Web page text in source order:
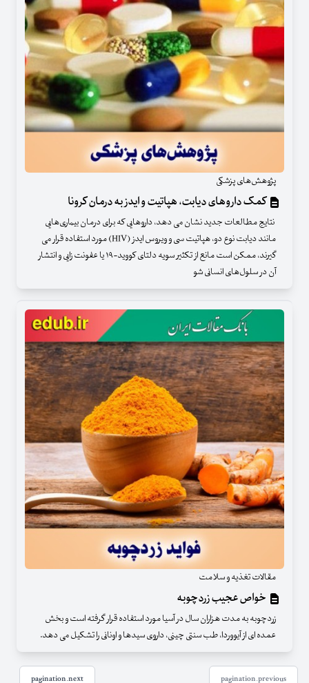
پژوهش‌های پزشکی
کمک داروهای دیابت، هپاتیت و ایدز به درمان کرونا
نتایج مطالعات جدید نشان می دهد، داروهایی که برای درمان بیماری‌هایی
مانند دیابت نوع دو، هپاتیت سی و ویروس ایدز (HIV) مورد استفاده قرار می
گیرند، ممکن است مانع از تکثیر سویه دلتای کووید-۱۹ یا عفونت زایی و انتشار
آن در سلول‌های انسانی شو
مقالات تغذیه و سلامت
خواص عجیب زردچوبه
زردچوبه به مدت هزاران سال در آسیا مورد استفاده قرار گرفته است و بخش
عمده ای از آیووردا، طب سنتی چینی، داروی سیدها و اونانی را تشکیل می دهد.
pagination.previous
pagination.next